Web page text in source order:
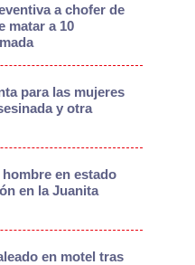
a chofer de
matar a 10
para las mujeres
y otra
en estado
en la Juanita
en motel tras